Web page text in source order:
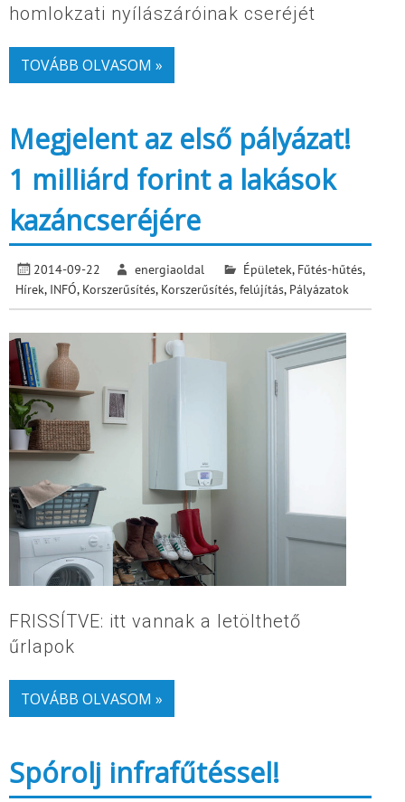
homlokzati nyílászáróinak cseréjét
TOVÁBB OLVASOM »
Megjelent az első pályázat!
1 milliárd forint a lakások
kazáncseréjére
2014-09-22 energiaoldal Épületek, Fűtés-hűtés,
Hírek, INFÓ, Korszerűsítés, Korszerűsítés, felújítás, Pályázatok
FRISSÍTVE: itt vannak a letölthető
űrlapok
TOVÁBB OLVASOM »
Spórolj infrafűtéssel!